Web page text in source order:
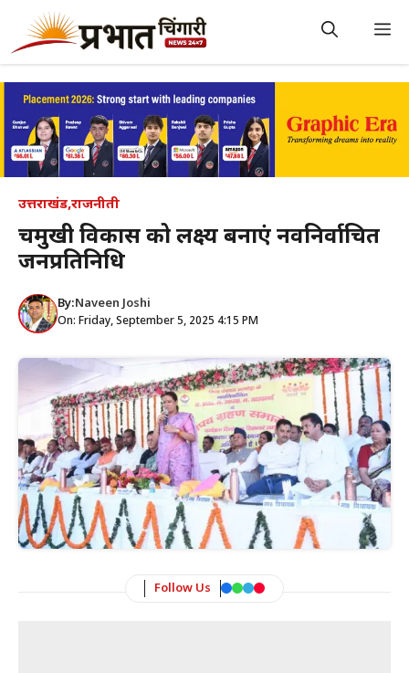
content
उत्तराखंड,राजनीती
चहुमुखी विकास को लक्ष्य बनाएं नवनिर्वाचित
जनप्रतिनिधि
By:Naveen Joshi
On: Friday, September 5, 2025 4:15 PM
Follow Us